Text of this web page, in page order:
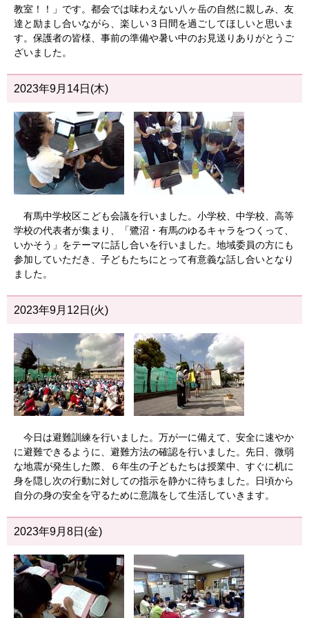
教室！！」です。都会では味わえない八ヶ岳の自然に親しみ、友
達と励まし合いながら、楽しい３日間を過ごしてほしいと思いま
す。保護者の皆様、事前の準備や暑い中のお見送りありがとうご
ざいました。
2023年9月14日(木)
有馬中学校区こども会議を行いました。小学校、中学校、高等
学校の代表者が集まり、「鷺沼・有馬のゆるキャラをつくって、
いかそう」をテーマに話し合いを行いました。地域委員の方にも
参加していただき、子どもたちにとって有意義な話し合いとなり
ました。
2023年9月12日(火)
今日は避難訓練を行いました。万が一に備えて、安全に速やか
に避難できるように、避難方法の確認を行いました。先日、微弱
な地震が発生した際、６年生の子どもたちは授業中、すぐに机に
身を隠し次の行動に対しての指示を静かに待ちました。日頃から
自分の身の安全を守るために意識をして生活していきます。
2023年9月8日(金)